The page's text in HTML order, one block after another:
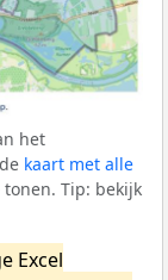
het
kaart met alle
tonen. Tip: bekijk
Excel